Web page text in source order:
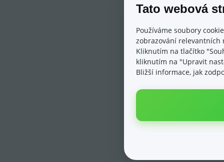
Tato webová
Používáme soubory
zobrazování relevantních
Kliknutím na tlačítko
kliknutím na "Upravit
Bližší informace, jak